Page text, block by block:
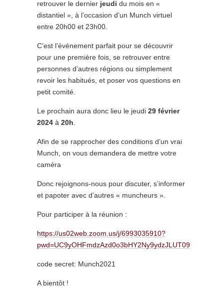
retrouver le dernier jeudi du mois en «
distantiel », à l’occasion d’un Munch virtuel
entre 20h00 et 23h00.
C’est l’événement parfait pour se découvrir
pour une première fois, se retrouver entre
personnes d’autres régions ou simplement
revoir les habitués, et poser vos questions en
petit comité.
Le prochain aura donc lieu le jeudi 29 février
2024 à 20h
Afin de se rapprocher des conditions d’un vrai
Munch, on vous demandera de mettre votre
caméra
Donc rejoignons-nous pour discuter, s’informer
et papoter avec d’autres « muncheurs ».
Pour participer à la réunion :
https://us02web.zoom.us/j/6993035910?
pwd=UC9yOHFmdzAzd0o3bHY2Ny9ydzJLUT09
code secret: Munch2021
A bientôt !